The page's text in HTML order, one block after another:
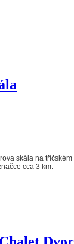
skála na
cca 3 km.